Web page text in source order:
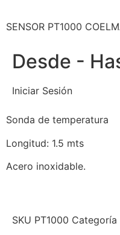
SENSOR PT1000
Desde -
Iniciar Sesión
Sonda de temperatura
Longitud: 1.5 mts
Acero inoxidable.
SKU PT1000 Categoría